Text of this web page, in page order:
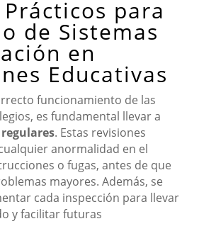
para
de Sistemas
en
Educativas
funcionamiento de las
es fundamental llevar a
. Estas revisiones
anormalidad en el
o fugas, antes de que
mayores. Además, se
cada inspección para llevar
y facilitar futuras